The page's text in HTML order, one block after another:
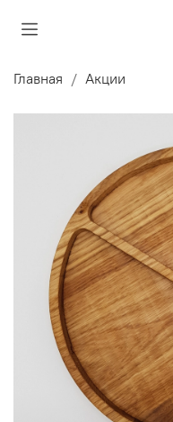
Главная Акции